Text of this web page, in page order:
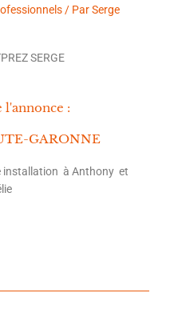
/ ParSerge
SERGE
l'annonce :
GARONNE
installation à Anthony et